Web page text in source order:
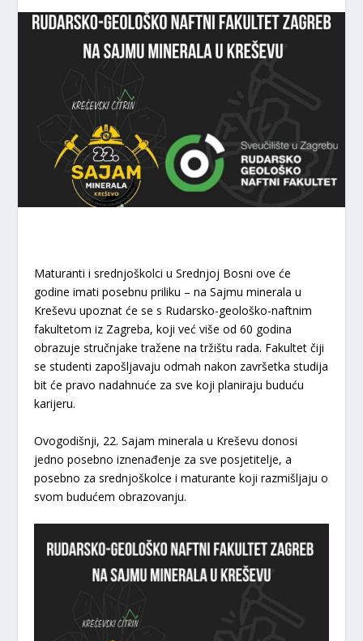
Maturanti i srednjoškolci u Srednjoj Bosni ove će
godine imati posebnu priliku – na Sajmu minerala u
Kreševu upoznat će se s Rudarsko-geološko-naftnim
fakultetom iz Zagreba, koji već više od 60 godina
obrazuje stručnjake tražene na tržištu rada. Fakultet čiji
se studenti zapošljavaju odmah nakon završetka studija
bit će pravo nadahnuće za sve koji planiraju buduću
karijeru.
Ovogodišnji, 22. Sajam minerala u Kreševu donosi
jedno posebno iznenađenje za sve posjetitelje, a
posebno za srednjoškolce i maturante koji razmišljaju o
svom budućem obrazovanju.